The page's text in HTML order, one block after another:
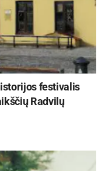
festivalis
Radvilų